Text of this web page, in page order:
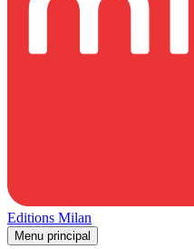
Editions Milan
Menu principal